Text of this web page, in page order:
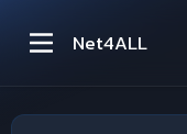
Net4ALL